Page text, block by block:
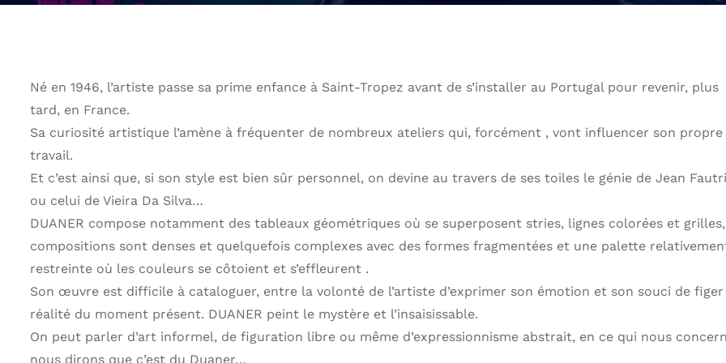
Né en 1946, l’artiste passe sa prime enfance à Saint-Tropez avant de s’installer au Portugal pour revenir, plus
tard, en France.
Sa curiosité artistique l’amène à fréquenter de nombreux ateliers qui, forcément , vont influencer son propre
travail.
Et c’est ainsi que, si son style est bien sûr personnel, on devine au travers de ses toiles le génie de Jean
ou celui de Vieira Da Silva…
DUANER compose notamment des tableaux géométriques où se superposent stries, lignes colorées et
compositions sont denses et quelquefois complexes avec des formes fragmentées et une palette
restreinte où les couleurs se côtoient et s’effleurent .
Son œuvre est difficile à cataloguer, entre la volonté de l’artiste d’exprimer son émotion et son souci de
réalité du moment présent. DUANER peint le mystère et l’insaisissable.
On peut parler d’art informel, de figuration libre ou même d’expressionnisme abstrait, en ce qui nous
nous dirons que c’est du Duaner…